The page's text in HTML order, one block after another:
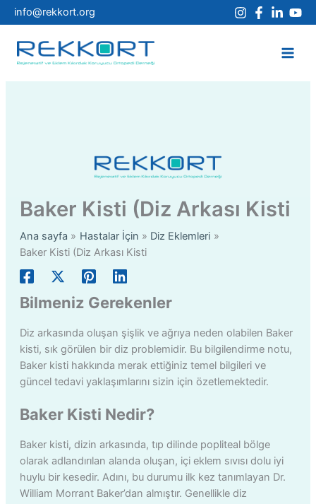
İçeriğe
atla
info@rekkort.org
Baker Kisti (Diz Arkası Kisti
Ana sayfa Hastalar İçin
Diz Eklemleri
Baker Kisti (Diz Arkası Kisti
Bilmeniz Gerekenler
Diz arkasında oluşan şişlik ve ağrıya neden olabilen Baker
kisti, sık görülen bir diz problemidir. Bu bilgilendirme notu,
Baker kisti hakkında merak ettiğiniz temel bilgileri ve
güncel tedavi yaklaşımlarını sizin için özetlemektedir.
Baker Kisti Nedir?
Baker kisti, dizin arkasında, tıp dilinde popliteal bölge
olarak adlandırılan alanda oluşan, içi eklem sıvısı dolu iyi
huylu bir kesedir. Adını, bu durumu ilk kez tanımlayan Dr.
William Morrant Baker’dan almıştır. Genellikle diz